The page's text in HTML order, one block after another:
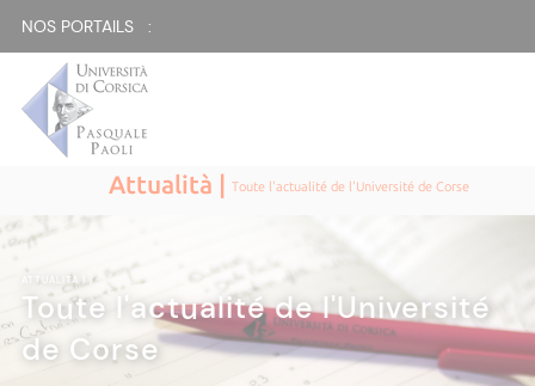
NOS PORTAILS :
Attualità |Toute l'actualité de l'Université de Corse
ATTUALITÀ|
Toute l'actualité de l'Université
de Corse